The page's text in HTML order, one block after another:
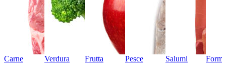
Carne Verdura Frutta Pesce Salumi